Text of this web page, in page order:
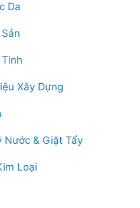
Da
Xây Dựng
Nước & Giặt Tẩy
Loại